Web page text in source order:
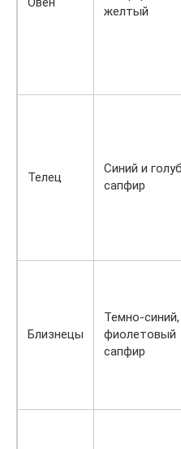
желтый
Телец
Синий и
сапфир
Близнецы
Темно-синий,
фиолетовый
сапфир